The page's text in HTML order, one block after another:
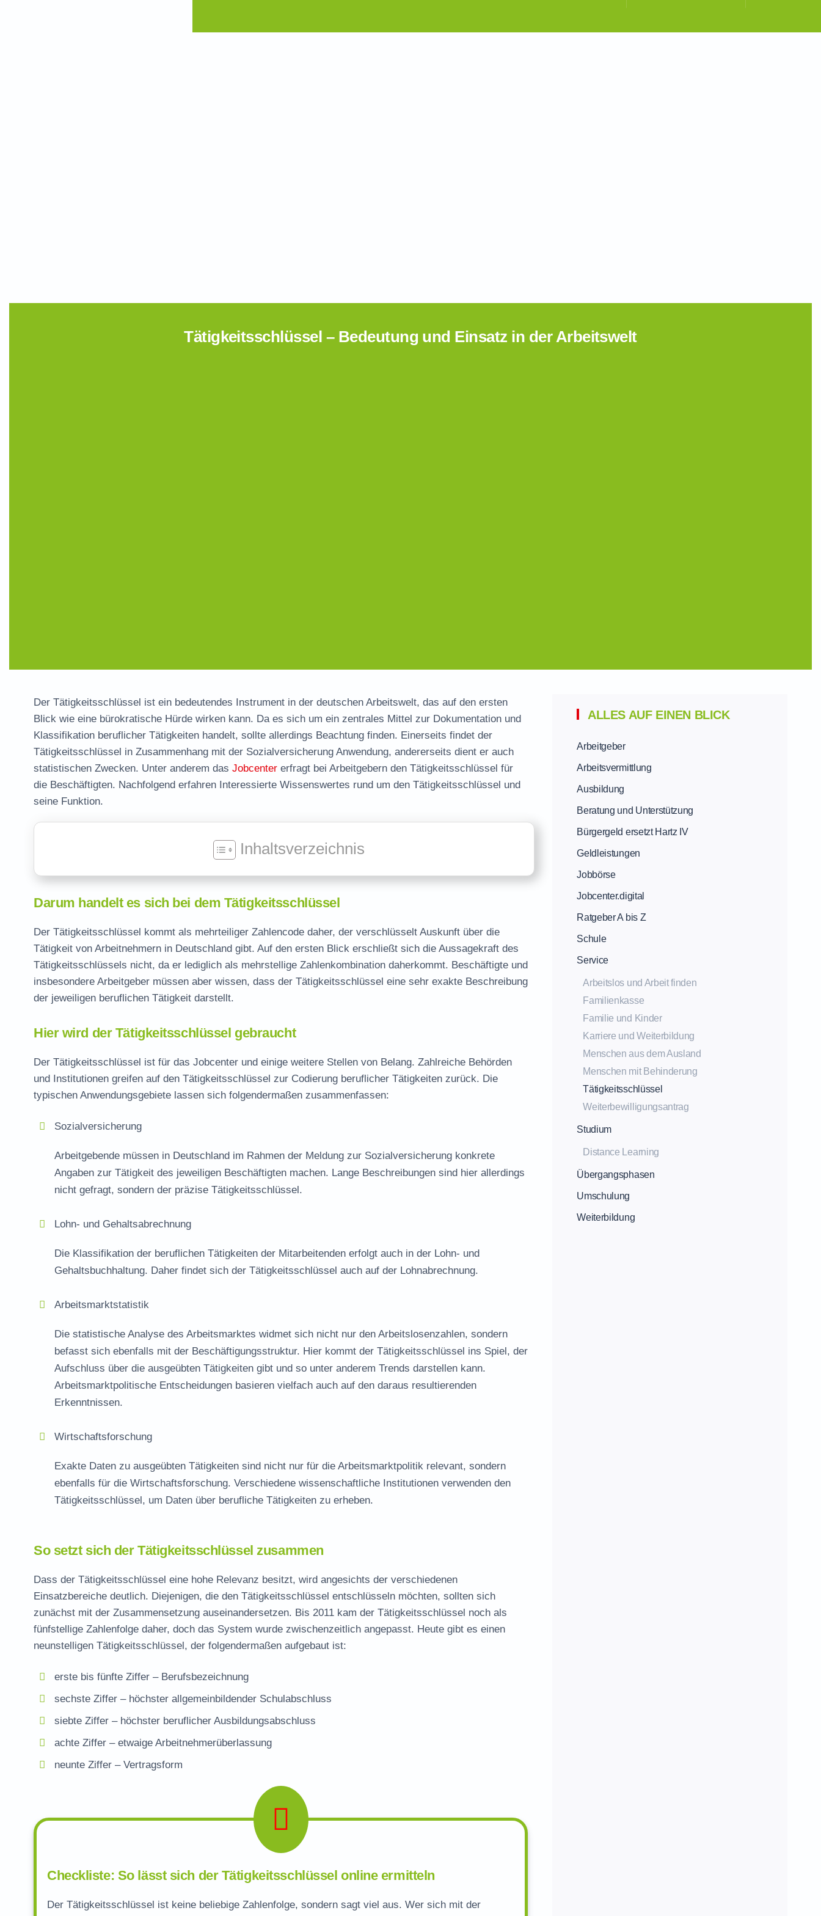
Tätigkeitsschlüssel – Bedeutung und Einsatz in der Arbeitswelt
Der Tätigkeitsschlüssel ist ein bedeutendes Instrument in der deutschen Arbeitswelt, das auf den ersten
Blick wie eine bürokratische Hürde wirken kann. Da es sich um ein zentrales Mittel zur Dokumentation und
Klassifikation beruflicher Tätigkeiten handelt, sollte allerdings Beachtung finden. Einerseits findet der
Tätigkeitsschlüssel in Zusammenhang mit der Sozialversicherung Anwendung, andererseits dient er auch
statistischen Zwecken. Unter anderem das Jobcenter erfragt bei Arbeitgebern den Tätigkeitsschlüssel für
die Beschäftigten. Nachfolgend erfahren Interessierte Wissenswertes rund um den Tätigkeitsschlüssel und
seine Funktion.
Inhaltsverzeichnis
Darum handelt es sich bei dem Tätigkeitsschlüssel
Der Tätigkeitsschlüssel kommt als mehrteiliger Zahlencode daher, der verschlüsselt Auskunft über die
Tätigkeit von Arbeitnehmern in Deutschland gibt. Auf den ersten Blick erschließt sich die Aussagekraft des
Tätigkeitsschlüssels nicht, da er lediglich als mehrstellige Zahlenkombination daherkommt. Beschäftigte und
insbesondere Arbeitgeber müssen aber wissen, dass der Tätigkeitsschlüssel eine sehr exakte Beschreibung
der jeweiligen beruflichen Tätigkeit darstellt.
Hier wird der Tätigkeitsschlüssel gebraucht
Der Tätigkeitsschlüssel ist für das Jobcenter und einige weitere Stellen von Belang. Zahlreiche Behörden
und Institutionen greifen auf den Tätigkeitsschlüssel zur Codierung beruflicher Tätigkeiten zurück. Die
typischen Anwendungsgebiete lassen sich folgendermaßen zusammenfassen:
Sozialversicherung
Arbeitgebende müssen in Deutschland im Rahmen der Meldung zur Sozialversicherung konkrete
Angaben zur Tätigkeit des jeweiligen Beschäftigten machen. Lange Beschreibungen sind hier allerdings
nicht gefragt, sondern der präzise Tätigkeitsschlüssel.
Lohn- und Gehaltsabrechnung
Die Klassifikation der beruflichen Tätigkeiten der Mitarbeitenden erfolgt auch in der Lohn- und
Gehaltsbuchhaltung. Daher findet sich der Tätigkeitsschlüssel auch auf der Lohnabrechnung.
Arbeitsmarktstatistik
Die statistische Analyse des Arbeitsmarktes widmet sich nicht nur den Arbeitslosenzahlen, sondern
befasst sich ebenfalls mit der Beschäftigungsstruktur. Hier kommt der Tätigkeitsschlüssel ins Spiel, der
Aufschluss über die ausgeübten Tätigkeiten gibt und so unter anderem Trends darstellen kann.
Arbeitsmarktpolitische Entscheidungen basieren vielfach auch auf den daraus resultierenden
Erkenntnissen.
Wirtschaftsforschung
Exakte Daten zu ausgeübten Tätigkeiten sind nicht nur für die Arbeitsmarktpolitik relevant, sondern
ebenfalls für die Wirtschaftsforschung. Verschiedene wissenschaftliche Institutionen verwenden den
Tätigkeitsschlüssel, um Daten über berufliche Tätigkeiten zu erheben.
So setzt sich der Tätigkeitsschlüssel zusammen
Dass der Tätigkeitsschlüssel eine hohe Relevanz besitzt, wird angesichts der verschiedenen
Einsatzbereiche deutlich. Diejenigen, die den Tätigkeitsschlüssel entschlüsseln möchten, sollten sich
zunächst mit der Zusammensetzung auseinandersetzen. Bis 2011 kam der Tätigkeitsschlüssel noch als
fünfstellige Zahlenfolge daher, doch das System wurde zwischenzeitlich angepasst. Heute gibt es einen
neunstelligen Tätigkeitsschlüssel, der folgendermaßen aufgebaut ist:
erste bis fünfte Ziffer – Berufsbezeichnung
sechste Ziffer – höchster allgemeinbildender Schulabschluss
siebte Ziffer – höchster beruflicher Ausbildungsabschluss
achte Ziffer – etwaige Arbeitnehmerüberlassung
neunte Ziffer – Vertragsform
Checkliste: So lässt sich der Tätigkeitsschlüssel online ermitteln
Der Tätigkeitsschlüssel ist keine beliebige Zahlenfolge, sondern sagt viel aus. Wer sich mit der
ALLES AUF EINEN BLICK
Arbeitgeber
Arbeitsvermittlung
Ausbildung
Beratung und Unterstützung
Bürgergeld ersetzt Hartz IV
Geldleistungen
Jobbörse
Jobcenter.digital
Ratgeber A bis Z
Schule
Service
Arbeitslos und Arbeit finden
Familienkasse
Familie und Kinder
Karriere und Weiterbildung
Menschen aus dem Ausland
Menschen mit Behinderung
Tätigkeitsschlüssel
Weiterbewilligungsantrag
Studium
Distance Learning
Übergangsphasen
Umschulung
Weiterbildung